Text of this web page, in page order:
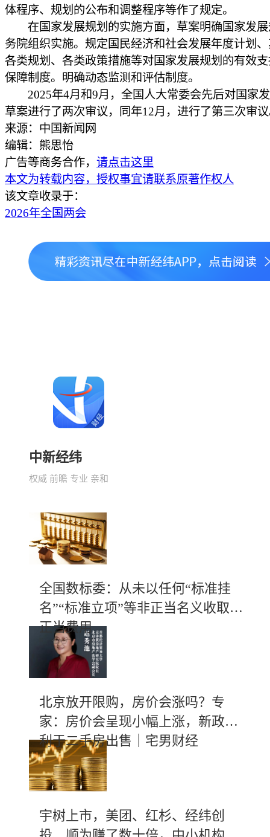
体程序、规划的公布和调整程序等作了规定。
在国家发展规划的实施方面，草案明确国家发展
务院组织实施。规定国民经济和社会发展年度计划
各类规划、各类政策措施等对国家发展规划的有效
保障制度。明确动态监测和评估制度。
2025年4月和9月，全国人大常委会先后对国家
草案进行了两次审议，同年12月，进行了第三次审
来源：中国新闻网
编辑：熊思怡
广告等商务合作， 请点击这里
本文为转载内容，授权事宜请联系原著作权人
该文章收录于：
2026年全国两会
中新经纬
权威 前瞻 专业 亲和
全国数标委：从未以任何“标准挂
名”“标准立项”等非正当名义收取不
正当费用
北京放开限购，房价会涨吗？专
家：房价会呈现小幅上涨，新政有
利于二手房出售｜宅男财经
宇树上市，美团、红杉、经纬创